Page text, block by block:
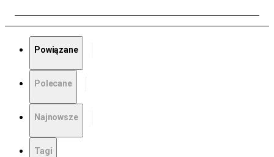
Powiązane
Polecane
Najnowsze
Tagi